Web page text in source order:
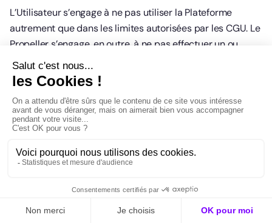
L’Utilisateur s’engage à ne pas utiliser la Plateforme
autrement que dans les limites autorisées par les CGU. Le
Propeller s’engage, en outre, à ne pas effectuer un ou
plusieurs des actes suivants, ni permettre à un Utilisateur
ou un tiers ou autoriser un Utilisateur ou un tiers à
décompiler ou désassembler les Eléments protégés, en
effectuer l'ingénierie inverse ou tenter de toute autre
(ii) créer des œuvres dérivées à partir des Eléments
protégés, les adapter, modifier, traduire, ou y apporter
des modifications en tout ou partie, ou permettre une
plusieurs de ses éléments à d'autres œuvres, y compris